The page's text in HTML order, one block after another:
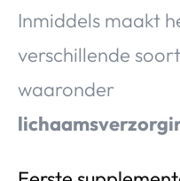
Inmiddels maakt
verschillende
waaronder